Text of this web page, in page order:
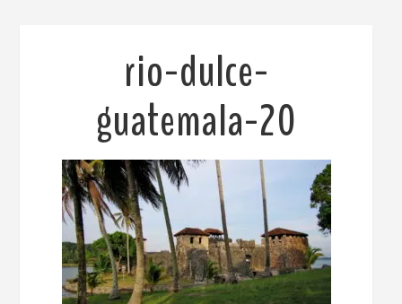
rio-dulce-
guatemala-20